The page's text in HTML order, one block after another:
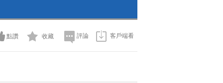
2009-09-18 15:28:32
點讚 收藏 評論 客戶端看